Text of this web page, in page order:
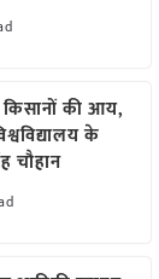
की आय,
के
चौहान